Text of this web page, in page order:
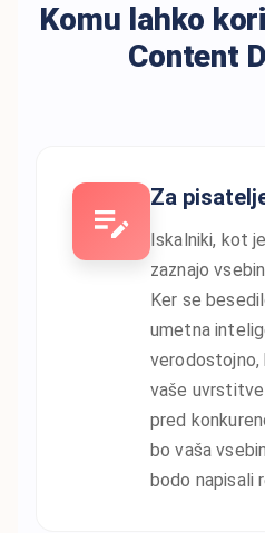
Komu lahko
Content
Za
Iskalniki, kot
zaznajo
Ker se
umetna
verodostojno,
vaše
pred
bo vaša
bodo napisali